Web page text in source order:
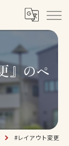
』のペ
#レイアウト変更